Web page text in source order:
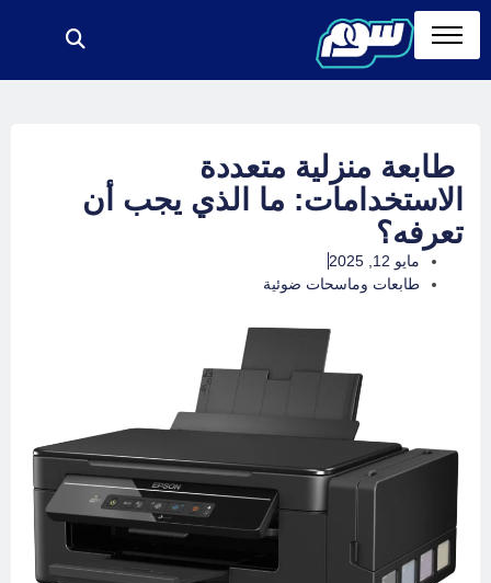
طابعة منزلية متعددة
الاستخدامات: ما الذي يجب أن
تعرفه؟
مايو 12, 2025
طابعات وماسحات ضوئية